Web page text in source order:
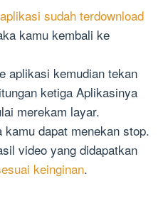
aplikasi sudah terdownload
kamu kembali ke
aplikasi kemudian tekan
ketiga Aplikasinya
merekam layar.
dapat menekan stop.
video yang didapatkan
keinginan.